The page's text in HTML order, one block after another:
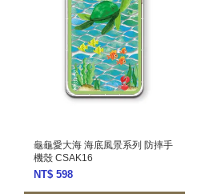
龜龜愛大海 海底風景系列 防摔手
機殼 CSAK16
NT$ 598